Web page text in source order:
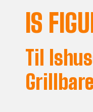
IS
Til